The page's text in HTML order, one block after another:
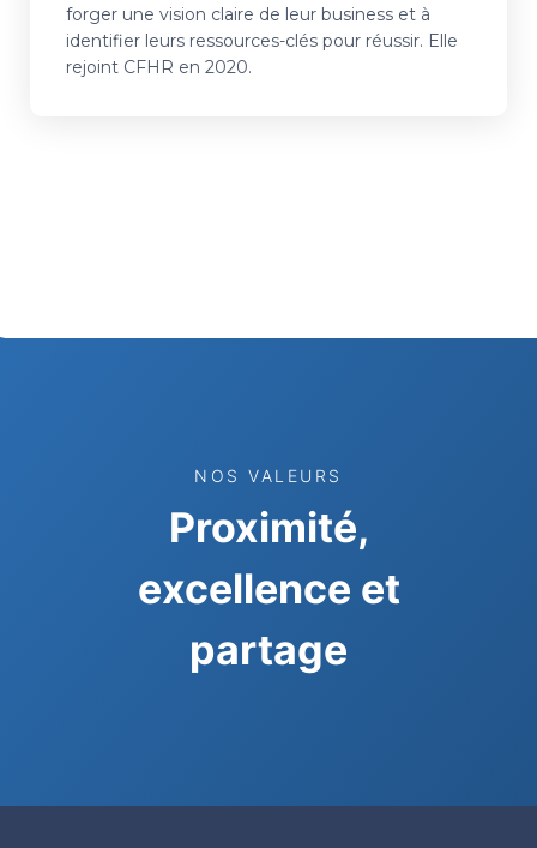
forger une vision claire de leur business et à
identifier leurs ressources-clés pour réussir. Elle
rejoint CFHR en 2020.
NOS VALEURS
Proximité,
excellence et
partage